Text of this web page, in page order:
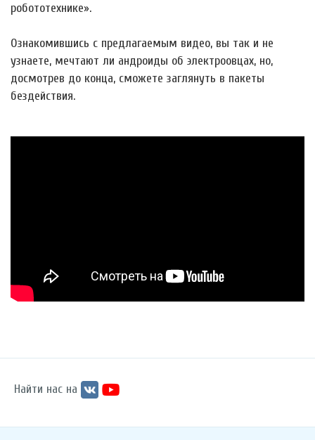
робототехнике».
Ознакомившись с предлагаемым видео, вы так и не
узнаете, мечтают ли андроиды об электроовцах, но,
досмотрев до конца, сможете заглянуть в пакеты
бездействия.
Найти нас на